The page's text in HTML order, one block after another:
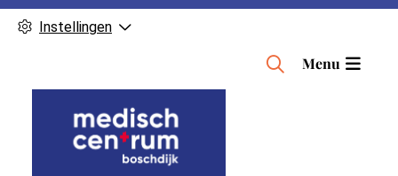
Instellingen
H
Menu